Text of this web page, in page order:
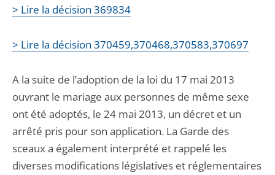
> Lire la décision 369834
> Lire la décision 370459,370468,370583,370697
A la suite de l’adoption de la loi du 17 mai 2013
ouvrant le mariage aux personnes de même sexe
ont été adoptés, le 24 mai 2013, un décret et un
arrêté pris pour son application. La Garde des
sceaux a également interprété et rappelé les
diverses modifications législatives et réglementaires